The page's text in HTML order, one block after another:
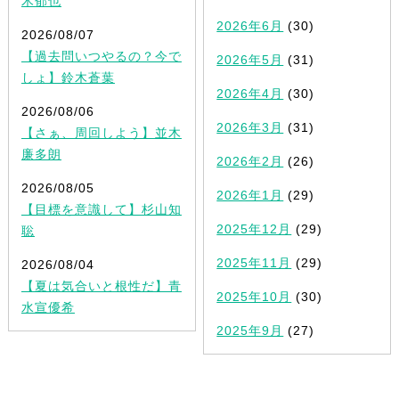
2026/08/07
【過去問いつやるの？今で
しょ】鈴木蒼葉
2026/08/06
【さぁ、周回しよう】並木
廉多朗
2026/08/05
【目標を意識して】杉山知
聡
2026/08/04
【夏は気合いと根性だ】青
水宣優希
2026年6月 (30)
2026年5月 (31)
2026年4月 (30)
2026年3月 (31)
2026年2月 (26)
2026年1月 (29)
2025年12月 (29)
2025年11月 (29)
2025年10月 (30)
2025年9月 (27)